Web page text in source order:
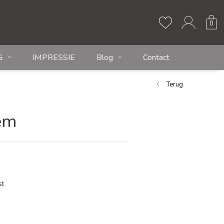
0
IMPRESSIE Blog Contact
Terug